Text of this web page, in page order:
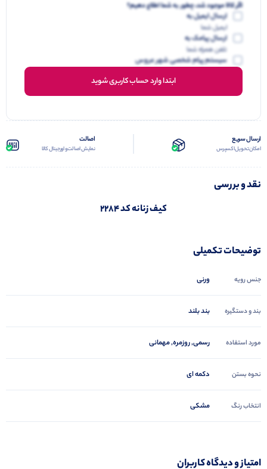
اگر کالا موجود شد، چطور به شما اطلاع دهیم؟
ارسال ایمیل به
ایمیل شما
ارسال پیامک به
تلفن همراه شما
سیستم پیام شخصی شهر عروس
ابتدا وارد حساب کاربری شوید
ارسال سریع
امکان تحویل اکسپرس
اصالت
نمایش اصالت و اورجینال کالا
نقد و بررسی
کیف زنانه کد ۲۲۸۴
توضیحات تکمیلی
جنس رویه ورنی
بند و دستگیره بند بلند
مورد استفاده رسمی, روزمره, مهمانی
نحوه بستن دکمه ای
انتخاب رنگ مشکی
امتیاز و دیدگاه کاربران